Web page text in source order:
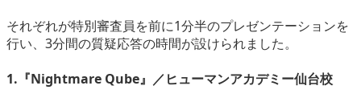
それぞれが特別審査員を前に1分半のプレゼンテーションを
行い、3分間の質疑応答の時間が設けられました。
1.『Nightmare Qube』／ヒューマンアカデミー仙台校